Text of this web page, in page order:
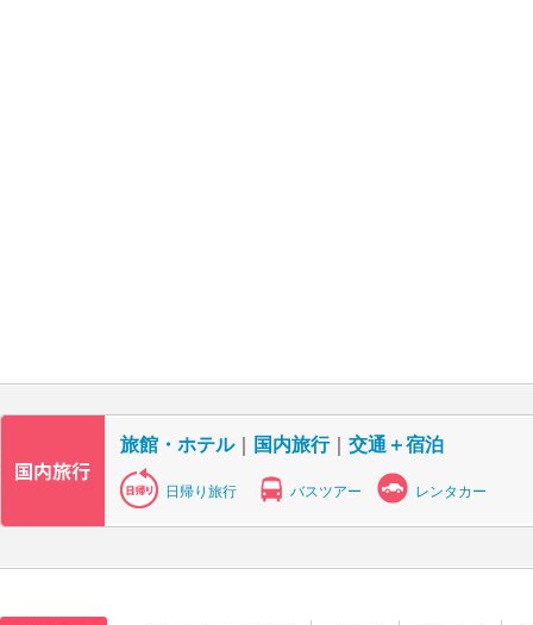
旅館・ホテル｜ 国内旅行｜ 交通＋宿泊
日帰り旅行 バスツアー レンタカー